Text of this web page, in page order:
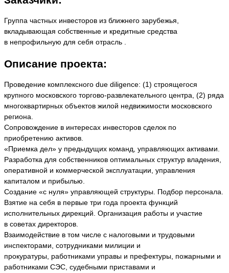
Группа частных инвесторов из ближнего зарубежья,
вкладывающая собственные и кредитные средства
в непрофильную для себя отрасль .
Описание проекта:
Проведение комплексного due diligence: (1) строящегося
крупного московского торгово-развлекательного центра, (2) ряда
многоквартирных объектов жилой недвижимости московского
региона.
Сопровождение в интересах инвесторов сделок по
приобретению активов.
«Приемка дел» у предыдущих команд, управляющих активами.
Разработка для собственников оптимальных структур владения,
оперативной и коммерческой эксплуатации, управления
капиталом и прибылью.
Создание «с нуля» управляющей структуры. Подбор персонала.
Взятие на себя в первые три года проекта функций
исполнительных дирекций. Организация работы и участие
в советах директоров.
Взаимодействие в том числе с налоговыми и трудовыми
инспекторами, сотрудниками милиции и
прокуратуры, работниками управы и префектуры, пожарными и
работниками СЭС, судебными приставами и